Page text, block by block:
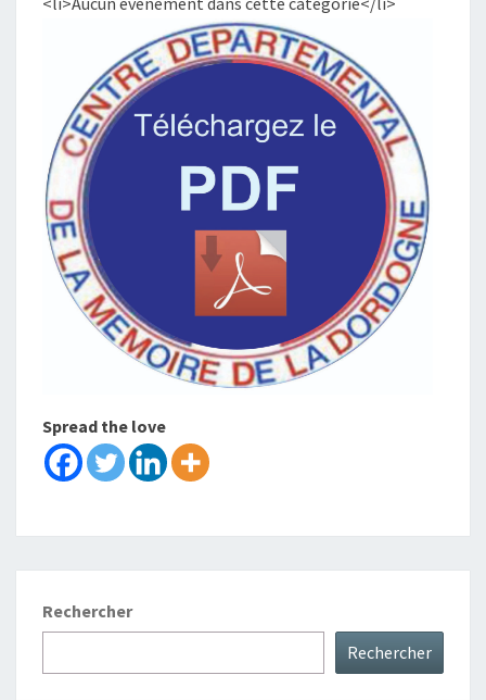
Spread the love
Rechercher
Rechercher